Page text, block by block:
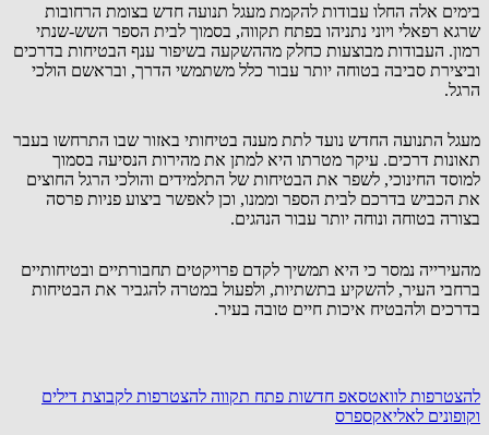
בימים אלה החלו עבודות להקמת מעגל תנועה חדש בצומת הרחובות
שרגא רפאלי ויוני נתניהו בפתח תקווה, בסמוך לבית הספר השש-שנתי
רמון. העבודות מבוצעות כחלק מההשקעה בשיפור ענף הבטיחות בדרכים
וביצירת סביבה בטוחה יותר עבור כלל משתמשי הדרך, ובראשם הולכי
הרגל.
מעגל התנועה החדש נועד לתת מענה בטיחותי באזור שבו התרחשו בעבר
תאונות דרכים. עיקר מטרתו היא למתן את מהירות הנסיעה בסמוך
למוסד החינוכי, לשפר את הבטיחות של התלמידים והולכי הרגל החוצים
את הכביש בדרכם לבית הספר וממנו, וכן לאפשר ביצוע פניות פרסה
בצורה בטוחה ונוחה יותר עבור הנהגים.
מהעירייה נמסר כי היא תמשיך לקדם פרויקטים תחבורתיים ובטיחותיים
ברחבי העיר, להשקיע בתשתיות, ולפעול במטרה להגביר את הבטיחות
בדרכים ולהבטיח איכות חיים טובה בעיר.
להצטרפות לוואטסאפ חדשות פתח תקווה להצטרפות לקבוצת דילים
וקופונים לאליאקספרס